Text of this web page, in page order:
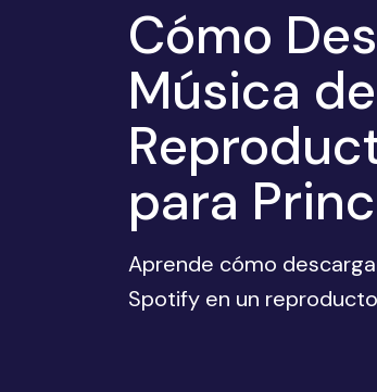
Cómo
Música
para
Aprende cómo
Spotify en un